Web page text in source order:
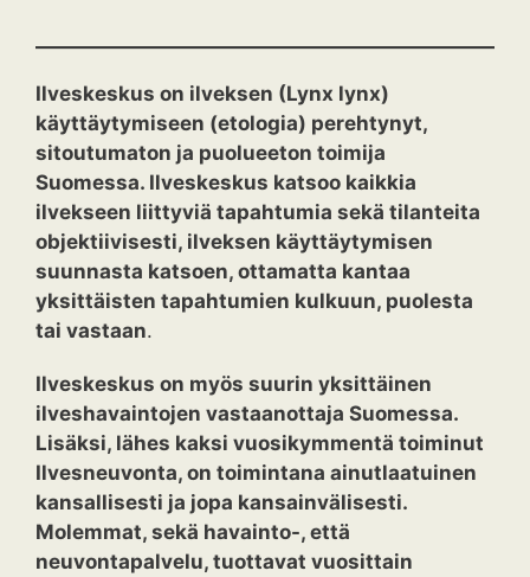
Ilveskeskus on ilveksen (Lynx lynx)
käyttäytymiseen (etologia) perehtynyt,
sitoutumaton ja puolueeton toimija
Suomessa. Ilveskeskus katsoo kaikkia
ilvekseen liittyviä tapahtumia sekä tilanteita
objektiivisesti, ilveksen käyttäytymisen
suunnasta katsoen, ottamatta kantaa
yksittäisten tapahtumien kulkuun, puolesta
tai vastaan.
Ilveskeskus on myös suurin yksittäinen
ilveshavaintojen vastaanottaja Suomessa.
Lisäksi, lähes kaksi vuosikymmentä toiminut
Ilvesneuvonta, on toimintana ainutlaatuinen
kansallisesti ja jopa kansainvälisesti.
Molemmat, sekä havainto-, että
neuvontapalvelu, tuottavat vuosittain